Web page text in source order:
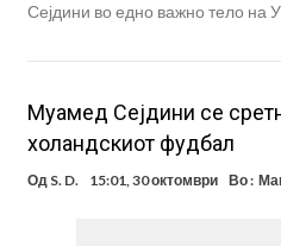
Сејдини во едно важно тело на
Mуамед Сејдини се
холандскиот фудбал
Од S. D. 15:01, 30 октомври Во :